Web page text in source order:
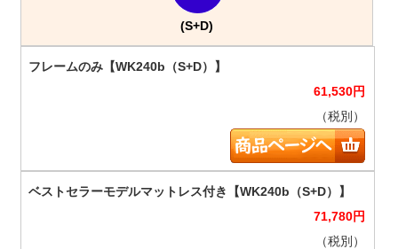
(S+D)
61,530円
（税別）
71,780円
（税別）